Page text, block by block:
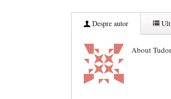
Despre autor
About